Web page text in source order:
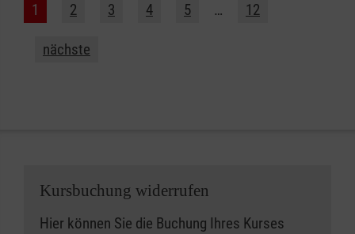
1 2 3 4 5 … 12
nächste
Kursbuchung widerrufen
Hier können Sie die Buchung Ihres Kurses